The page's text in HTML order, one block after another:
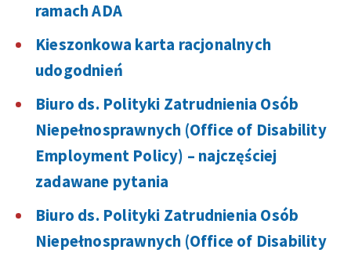
ramach ADA
Kieszonkowa karta racjonalnych
udogodnień
Biuro ds. Polityki Zatrudnienia Osób
Niepełnosprawnych (Office of Disability
Employment Policy) – najczęściej
zadawane pytania
Biuro ds. Polityki Zatrudnienia Osób
Niepełnosprawnych (Office of Disability